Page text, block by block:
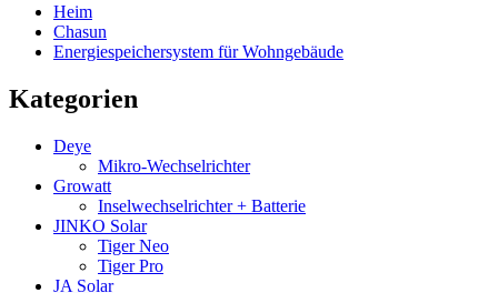
Heim
Chasun
Energiespeichersystem für Wohngebäude
Kategorien
Deye
Mikro-Wechselrichter
Growatt
Inselwechselrichter + Batterie
JINKO Solar
Tiger Neo
Tiger Pro
JA Solar